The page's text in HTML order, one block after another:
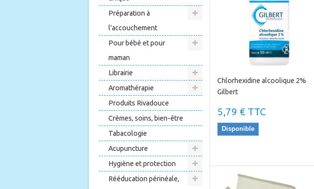
Préparation à
l'accouchement
Pour bébé et pour
maman
Librairie
Aromathérapie
Produits Rivadouce
Crèmes, soins, bien-être
Tabacologie
Acupuncture
Hygiène et protection
Rééducation périnéale,
Chlorhexidine alcoolique 2%
Gilbert
5,79 € TTC
Disponible